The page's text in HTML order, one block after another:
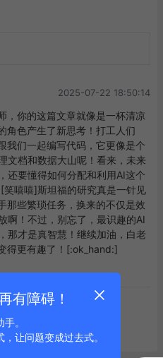
2025-07-22 18:50:14
，你的这篇文章就像是一杯清凉
角色产生了新思考！打工人们
我们一起编写代码，它更像是个
文档和数据大山呢！看来，未来
还要懂得如何分配和利用AI这个
嘻嘻]斯坦福的研究真是一针见
那些繁琐任务，换来的不仅是效
啊！不过，别忘了，最识趣的AI
那才是真智慧！继续加油，白老
得更有趣了！[:ok_hand:]
啦
有障碍！
。
让问题变成过去式。